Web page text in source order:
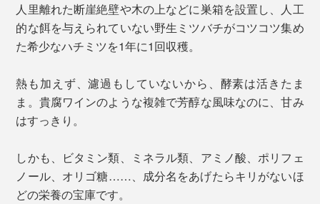
人里離れた断崖絶壁や木の上などに巣箱を設置し、人工
的な餌を与えられていない野生ミツバチがコツコツ集め
た希少なハチミツを1年に1回収穫。
熱も加えず、濾過もしていないから、酵素は活きたま
ま。貴腐ワインのような複雑で芳醇な風味なのに、甘み
はすっきり。
しかも、ビタミン類、ミネラル類、アミノ酸、ポリフェ
ノール、オリゴ糖……、成分名をあげたらキリがないほ
どの栄養の宝庫です。